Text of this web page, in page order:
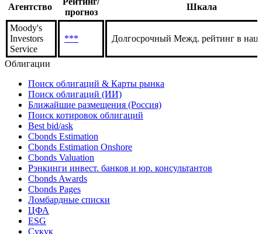
Агентство
прогноз
Шкала
Moody's
Investors
Service
*** Долгосрочный Межд. рейтинг в
Облигации
Поиск облигаций & Карты рынка
Поиск облигаций (ИИ)
Ближайшие размещения (Россия)
Поиск котировок облигаций
Best bid/ask
Cbonds Estimation
Cbonds Estimation Onshore
Cbonds Valuation
Рэнкинги инвест. банков и юр. консультантов
Cbonds Awards
Cbonds Pages
Ломбардные списки
ЦФА
ESG
Сукук